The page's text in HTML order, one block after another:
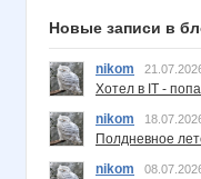
Новые записи в
nikom
Хотел в IT -
nikom
Полдневное
nikom